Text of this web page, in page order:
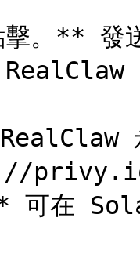
。** 發
永
)
可在